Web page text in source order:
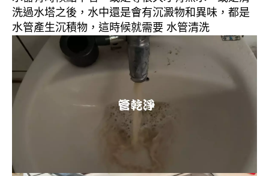
洗過水塔之後，水中還是會有沉澱物和異味，都是
水管產生沉積物，這時候就需要 水管清洗